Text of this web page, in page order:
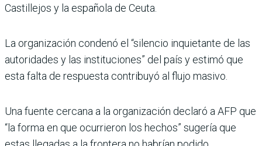
Castillejos y la española de Ceuta.
La organización condenó el “silencio inquietante de las
autoridades y las instituciones” del país y estimó que
esta falta de respuesta contribuyó al flujo masivo.
Una fuente cercana a la organización declaró a AFP que
“la forma en que ocurrieron los hechos” sugería que